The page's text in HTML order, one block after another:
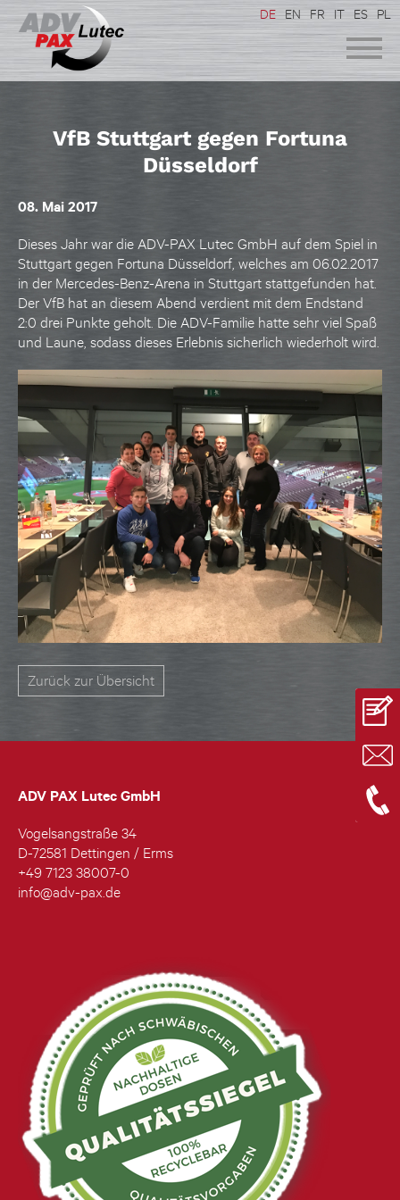
DE EN FR IT ES PL
VfB Stuttgart gegen Fortuna
Düsseldorf
08. Mai 2017
Dieses Jahr war die ADV-PAX Lutec GmbH auf dem Spiel in
Stuttgart gegen Fortuna Düsseldorf, welches am 06.02.2017
in der Mercedes-Benz-Arena in Stuttgart stattgefunden hat.
Der VfB hat an diesem Abend verdient mit dem Endstand
2:0 drei Punkte geholt. Die ADV-Familie hatte sehr viel Spaß
und Laune, sodass dieses Erlebnis sicherlich wiederholt wird.
Zurück zur Übersicht
ADV PAX Lutec GmbH
Vogelsangstraße 34
D-72581 Dettingen / Erms
+49 7123 38007-0
info@adv-pax.de